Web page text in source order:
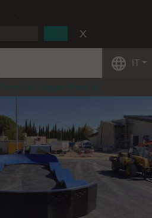
IT
Pumptrack Lorgues (Francja)